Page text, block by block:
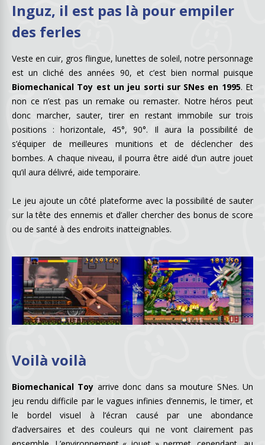
Inguz, il est pas là pour empiler
des ferles
Veste en cuir, gros flingue, lunettes de soleil, notre personnage
est un cliché des années 90, et c’est bien normal puisque
Biomechanical Toy est un jeu sorti sur SNes en 1995. Et
non ce n’est pas un remake ou remaster. Notre héros peut
donc marcher, sauter, tirer en restant immobile sur trois
positions : horizontale, 45°, 90°. Il aura la possibilité de
s’équiper de meilleures munitions et de déclencher des
bombes. A chaque niveau, il pourra être aidé d’un autre jouet
qu’il aura délivré, aide temporaire.
Le jeu ajoute un côté plateforme avec la possibilité de sauter
sur la tête des ennemis et d’aller chercher des bonus de score
ou de santé à des endroits inatteignables.
Voilà voilà
Biomechanical Toy arrive donc dans sa mouture SNes. Un
jeu rendu difficile par le vagues infinies d’ennemis, le timer, et
le bordel visuel à l’écran causé par une abondance
d’adversaires et des couleurs qui ne vont clairement pas